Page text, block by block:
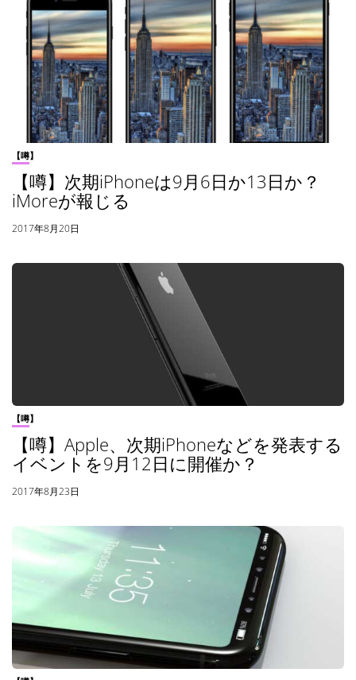
【噂】
【噂】次期iPhoneは9月6日か13日か？
iMoreが報じる
2017年8月20日
【噂】
【噂】Apple、次期iPhoneなどを発表する
イベントを9月12日に開催か？
2017年8月23日